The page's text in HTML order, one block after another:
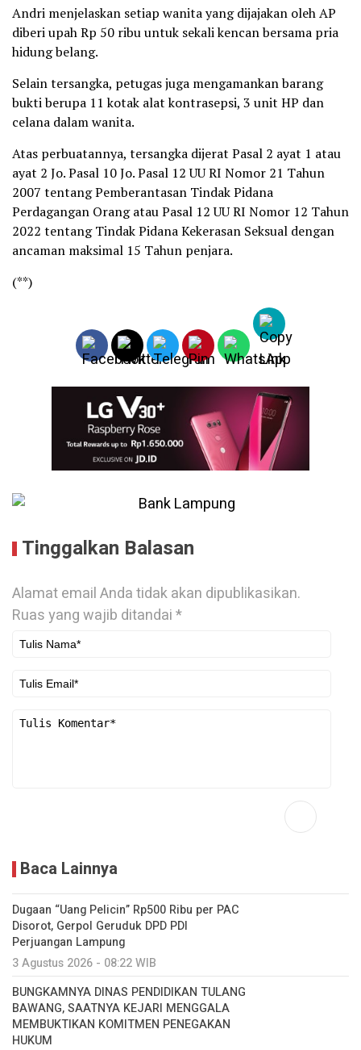
Andri menjelaskan setiap wanita yang dijajakan oleh AP
diberi upah Rp 50 ribu untuk sekali kencan bersama pria
hidung belang.
Selain tersangka, petugas juga mengamankan barang
bukti berupa 11 kotak alat kontrasepsi, 3 unit HP dan
celana dalam wanita.
Atas perbuatannya, tersangka dijerat Pasal 2 ayat 1 atau
ayat 2 Jo. Pasal 10 Jo. Pasal 12 UU RI Nomor 21 Tahun
2007 tentang Pemberantasan Tindak Pidana
Perdagangan Orang atau Pasal 12 UU RI Nomor 12 Tahun
2022 tentang Tindak Pidana Kekerasan Seksual dengan
ancaman maksimal 15 Tahun penjara.
(**)
Tinggalkan Balasan
Alamat email Anda tidak akan dipublikasikan.
Ruas yang wajib ditandai*
Baca Lainnya
Dugaan “Uang Pelicin” Rp500 Ribu per PAC
Disorot, Gerpol Geruduk DPD PDI
Perjuangan Lampung
3 Agustus 2026 - 08:22 WIB
BUNGKAMNYA DINAS PENDIDIKAN TULANG
BAWANG, SAATNYA KEJARI MENGGALA
MEMBUKTIKAN KOMITMEN PENEGAKAN
HUKUM